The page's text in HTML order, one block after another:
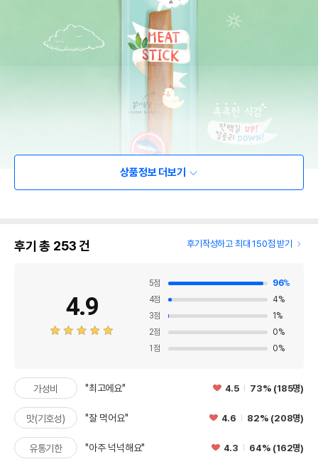
상품정보 더보기
후기 총 253건 후기작성하고 최대 150점 받기
4.9
5점 96%
4점 4%
3점 1 %
2점 0%
1 점 0%
가성비 "최고에요" 4.5 73% (185명)
맛(기호성) "잘 먹어요" 4.6 82% (208명)
유통기한 "아주 넉넉해요" 4.3 64% (162명)